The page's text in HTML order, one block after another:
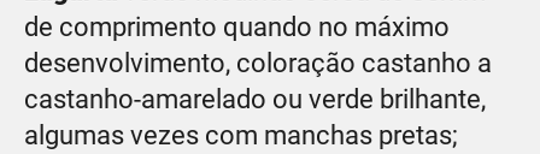
de comprimento quando no máximo
desenvolvimento, coloração castanho a
castanho-amarelado ou verde brilhante,
algumas vezes com manchas pretas;